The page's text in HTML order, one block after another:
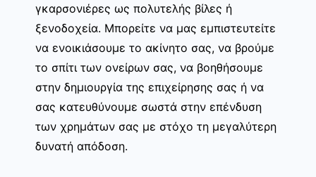
γκαρσονιέρες ως πολυτελής βίλες ή
ξενοδοχεία. Μπορείτε να μας εμπιστευτείτε
να ενοικιάσουμε το ακίνητο σας, να βρούμε
το σπίτι των ονείρων σας, να βοηθήσουμε
στην δημιουργία της επιχείρησης σας ή να
σας κατευθύνουμε σωστά στην επένδυση
των χρημάτων σας με στόχο τη μεγαλύτερη
δυνατή απόδοση.